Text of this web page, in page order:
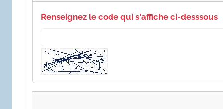
Renseignez le code qui s'affiche ci-desssous